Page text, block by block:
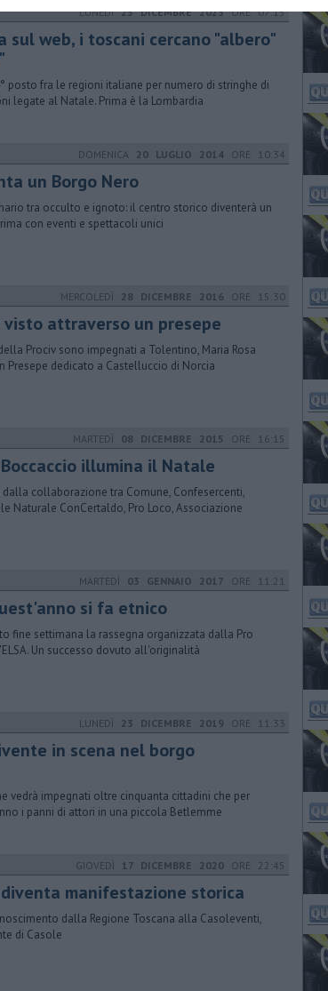
LUNEDÌ25 DICEMBRE 2023ORE 07:15
sul web, i toscani cercano "albero"
posto fra le regioni italiane per numero di stringhe di
legate al Natale. Prima è la Lombardia
DOMENICA 20 LUGLIO 2014 ORE 10:34
un Borgo Nero
tra occulto e ignoto: il centro storico diventerà un
con eventi e spettacoli unici
MERCOLEDÌ 28 DICEMBRE 2016 ORE 15:30
attraverso un presepe
Prociv sono impegnati a Tolentino, Maria Rosa
Presepe dedicato a Castelluccio di Norcia
MARTEDÌ 08 DICEMBRE 2015 ORE 16:15
illumina il Natale
collaborazione tra Comune, Confesercenti,
Naturale ConCertaldo, Pro Loco, Associazione
MARTEDÌ 03 GENNAIO 2017 ORE 11:21
si fa etnico
fine settimana la rassegna organizzata dalla Pro
Un successo dovuto all'originalità
LUNEDÌ 23 DICEMBRE 2019 ORE 11:33
in scena nel borgo
vedrà impegnati oltre cinquanta cittadini che per
i panni di attori in una piccola Betlemme
GIOVEDÌ 17 DICEMBRE 2020 ORE 22:45
diventa manifestazione storica
dalla Regione Toscana alla Casoleventi,
di Casole